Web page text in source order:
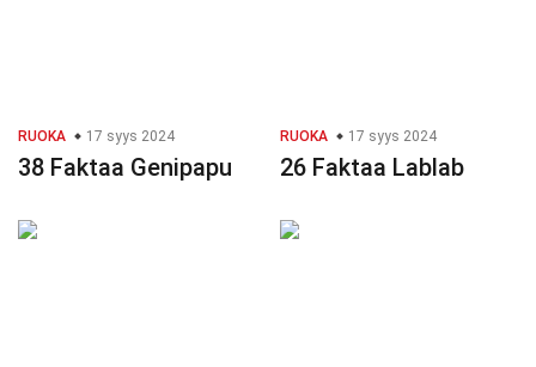
RUOKA 17 syys 2024
38 Faktaa Genipapu
RUOKA 17 syys 2024
26 Faktaa Lablab